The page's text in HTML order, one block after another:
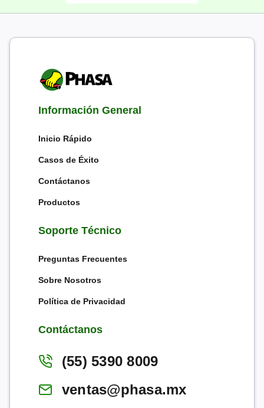
Información General
Inicio Rápido
Casos de Éxito
Contáctanos
Productos
Soporte Técnico
Preguntas Frecuentes
Sobre Nosotros
Política de Privacidad
Contáctanos
(55) 5390 8009
ventas@phasa.mx